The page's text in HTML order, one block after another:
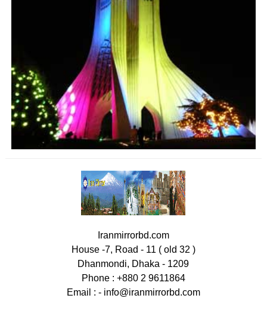
Iranmirrorbd.com
House -7, Road - 11 ( old 32 )
Dhanmondi, Dhaka - 1209
Phone : +880 2 9611864
Email : - info@iranmirrorbd.com